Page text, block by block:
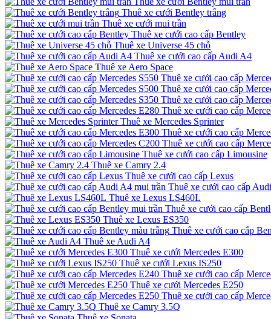
Thuê xe cưới Bentley trắng
Thuê xe cưới mui trần
Thuê xe cưới cao cấp Bentley
Thuê xe Universe 45 chỗ
Thuê xe cưới cao cấp Audi A4
Thuê xe Aero Space
Thuê xe cưới cao cấp
Thuê xe cưới cao cấp
Thuê xe cưới cao cấp
Thuê xe cưới cao cấp
Thuê xe Mercedes Sprinter
Thuê xe cưới cao cấp
Thuê xe cưới cao cấp
Thuê xe cưới cao cấp Limousine
Thuê xe Camry 2.4
Thuê xe cưới cao cấp Lexus
Thuê xe cưới cao cấp
Thuê xe Lexus LS460L
Thuê xe cưới cao cấp
Thuê xe Lexus ES350
Thuê xe cưới cao cấp
Thuê xe Audi A4
Thuê xe cưới Mercedes E300
Thuê xe cưới Lexus IS250
Thuê xe cưới cao cấp
Thuê xe cưới Mercedes E250
Thuê xe cưới cao cấp
Thuê xe Camry 3.5Q